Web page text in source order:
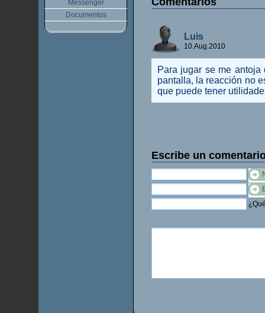
Luis
10.Aug.2010
Para jugar se me
pantalla, la reacción no
que puede tener
Escribe un
Messenger
Documentos